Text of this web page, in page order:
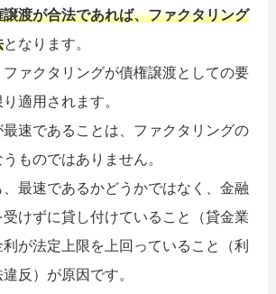
譲渡が合法であれば、ファクタリング
となります。
ァクタリングが債権譲渡としての要
適用されます。
速であることは、ファクタリングの
ものではありません。
最速であるかどうかではなく、金融
けずに貸し付けていること（貸金業
が法定上限を上回っていること（利
反）が原因です。